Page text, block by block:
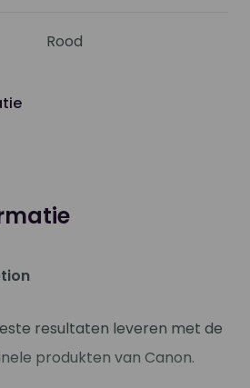
Rood
resultaten leveren met de
produkten van Canon.